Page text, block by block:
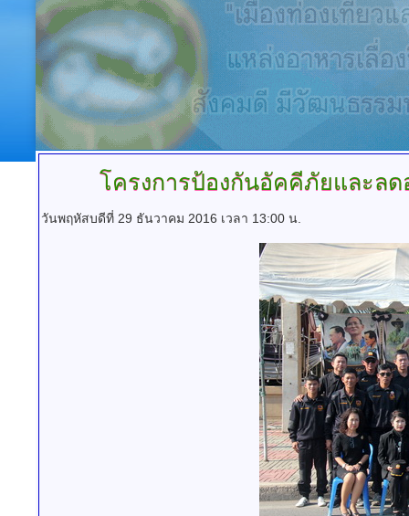
โครงการป้องกันอัคคีภัยและล
วันพฤหัสบดีที่ 29 ธันวาคม 2016 เวลา 13:00 น.